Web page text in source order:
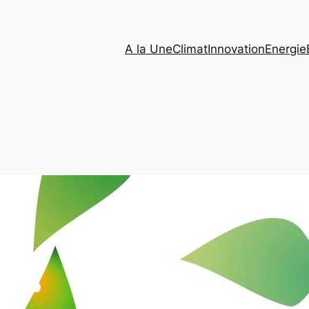
A la UneClimatInnovationEnergie